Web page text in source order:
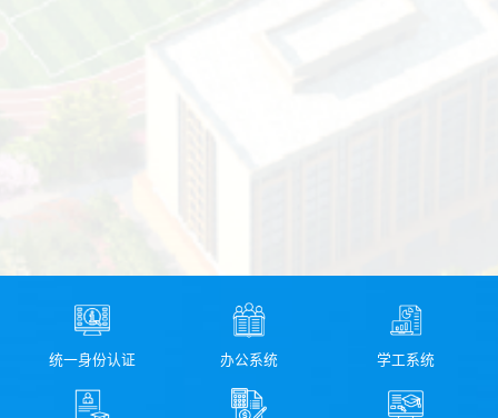
统一身份认证 办公系统 学工系统